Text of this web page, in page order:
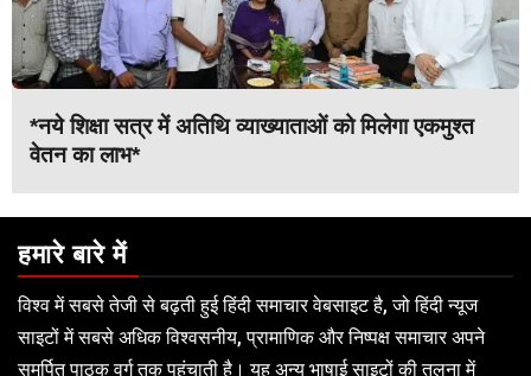
*नये शिक्षा सत्र में अतिथि व्याख्याताओं को मिलेगा एकमुश्त
वेतन का लाभ*
हमारे बारे में
विश्व में सबसे तेजी से बढ़ती हुई हिंदी समाचार वेबसाइट है, जो हिंदी न्यूज
साइटों में सबसे अधिक विश्वसनीय, प्रामाणिक और निष्पक्ष समाचार अपने
समर्पित पाठक वर्ग तक पहुंचाती है। यह अन्य भाषाई साइटों की तुलना में